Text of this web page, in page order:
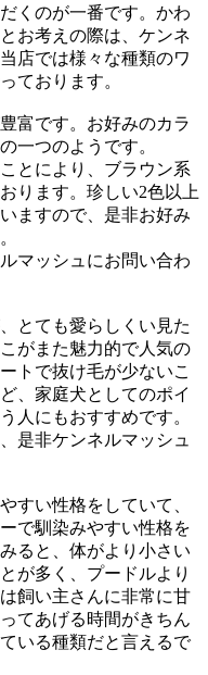
くのが一番です。かわ
お考えの際は、ケンネ
店では様々な種類のワ
ております。
富です。お好みのカラ
一つのようです。
とにより、ブラウン系
ります。珍しい2色以上
ますので、是非お好み
マッシュにお問い合わ
とても愛らしくい見た
がまた魅力的で人気の
トで抜け毛が少ないこ
、家庭犬としてのポイ
人にもおすすめです。
是非ケンネルマッシュ
すい性格をしていて、
で馴染みやすい性格を
ると、体がより小さい
が多く、プードルより
飼い主さんに非常に甘
てあげる時間がきちん
いる種類だと言えるで